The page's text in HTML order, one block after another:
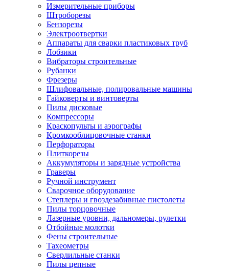
Измерительные приборы
Штроборезы
Бензорезы
Электроотвертки
Аппараты для сварки пластиковых труб
Лобзики
Вибраторы строительные
Рубанки
Фрезеры
Шлифовальные, полировальные машины
Гайковерты и винтоверты
Пилы дисковые
Компрессоры
Краскопульты и аэрографы
Кромкооблицовочные станки
Перфораторы
Плиткорезы
Аккумуляторы и зарядные устройства
Граверы
Ручной инструмент
Сварочное оборудование
Степлеры и гвоздезабивные пистолеты
Пилы торцовочные
Лазерные уровни, дальномеры, рулетки
Отбойные молотки
Фены строительные
Тахеометры
Сверлильные станки
Пилы цепные